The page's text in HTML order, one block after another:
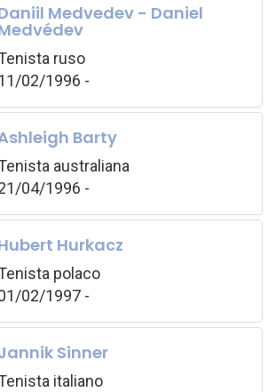
Medvedev - Daniel
ruso
02/1996 -
Barty
australiana
04/1996 -
Hurkacz
polaco
02/1997 -
Sinner
italiano